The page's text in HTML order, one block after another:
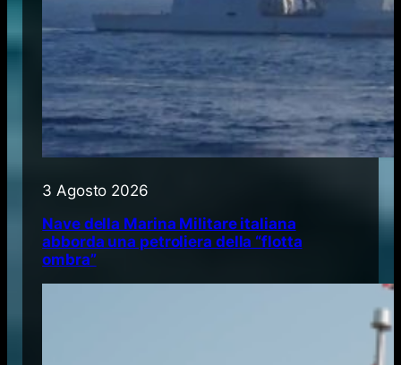
3 Agosto 2026
Nave della Marina Militare italiana
abborda una petroliera della “flotta
ombra”